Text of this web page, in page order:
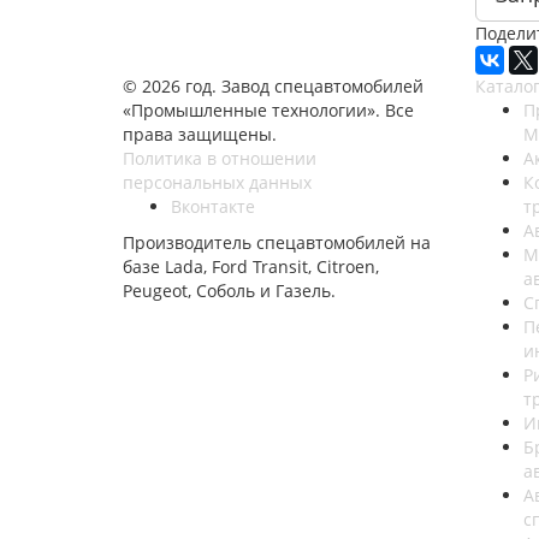
© 2026 год. Завод спецавтомобилей
«Промышленные технологии». Все
права защищены.
Политика в отношении
персональных данных
Вконтакте
Производитель спецавтомобилей на
базе Lada, Ford Transit, Citroen,
Peugeot, Соболь и Газель.